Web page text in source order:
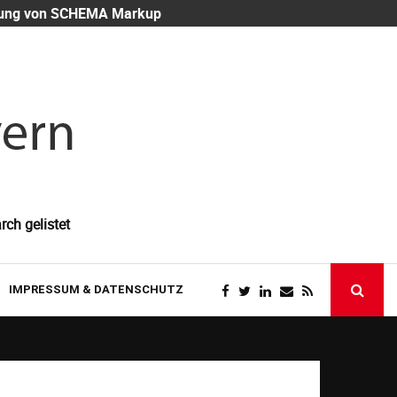
von SCHEMA Markup
gelistet
IMPRESSUM & DATENSCHUTZ